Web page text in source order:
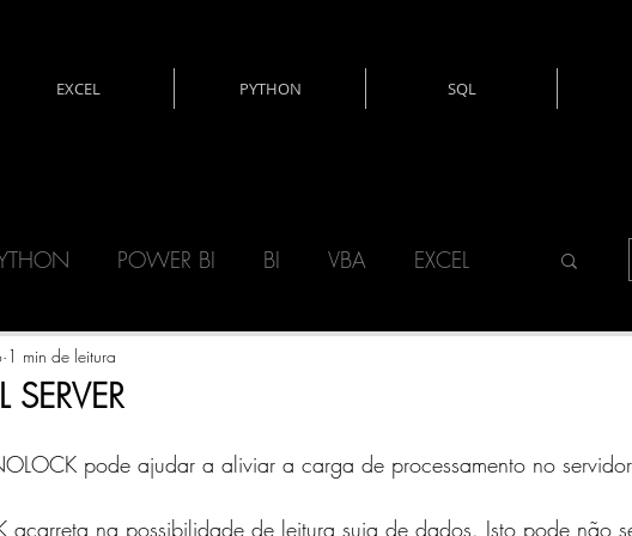
EXCEL PYTHON SQL
POWER BI BI VBA EXCEL
POWER AUTOMATE POWER APPS
1 min de leitura
pode ajudar a aliviar a carga de processamento no
na possibilidade de leitura suja de dados. Isto pode não